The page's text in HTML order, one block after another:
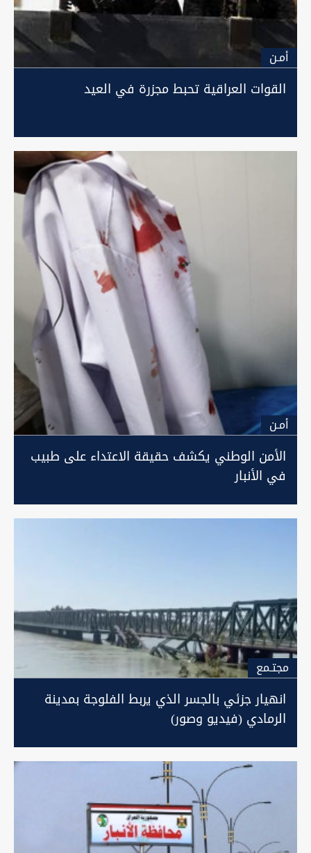
أمـن
القوات العراقية تحبط مجزرة في العيد
أمـن
الأمن الوطني يكشف حقيقة الاعتداء على طبيب
في الأنبار
مجتـمع
انهيار جزئي بالجسر الذي يربط الفلوجة بمدينة
الرمادي (فيديو وصور)